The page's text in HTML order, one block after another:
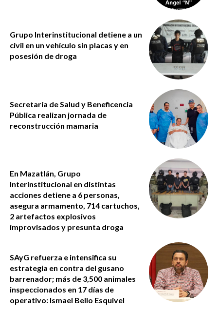
Grupo Interinstitucional detiene a un
civil en un vehículo sin placas y en
posesión de droga
Secretaría de Salud y Beneficencia
Pública realizan jornada de
reconstrucción mamaria
En Mazatlán, Grupo
Interinstitucional en distintas
acciones detiene a 6 personas,
asegura armamento, 714 cartuchos,
2 artefactos explosivos
improvisados y presunta droga
SAyG refuerza e intensifica su
estrategia en contra del gusano
barrenador; más de 3,500 animales
inspeccionados en 17 días de
operativo: Ismael Bello Esquivel